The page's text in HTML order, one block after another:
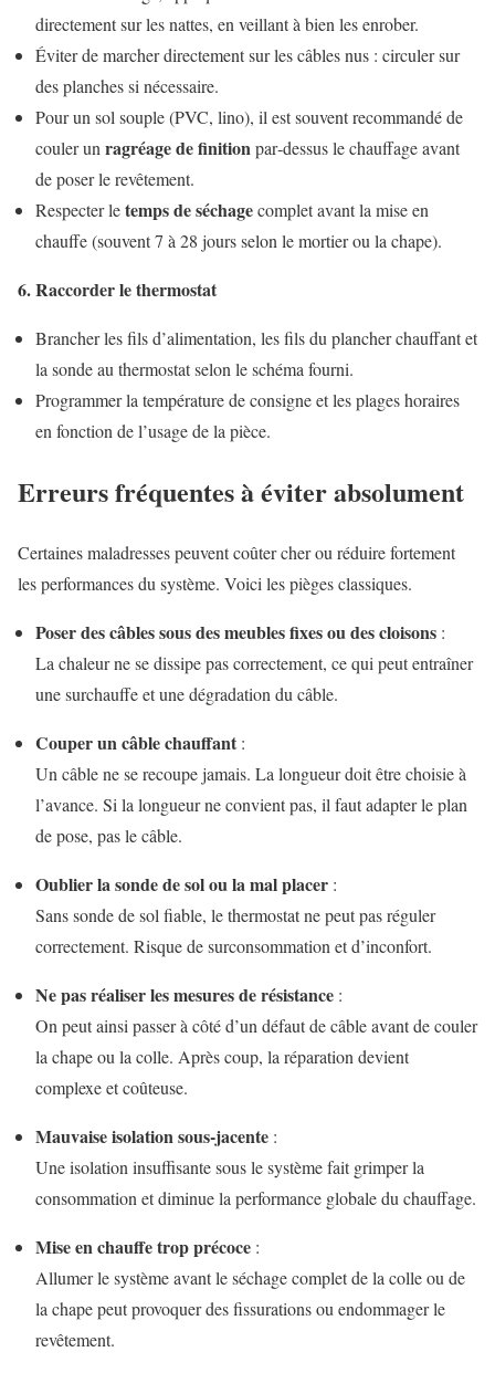
directement sur les nattes, en veillant à bien les enrober.
Éviter de marcher directement sur les câbles nus : circuler sur
des planches si nécessaire.
Pour un sol souple (PVC, lino), il est souvent recommandé de
couler un ragréage de finitionpar‑dessus le chauffage avant
de poser le revêtement.
Respecter letemps de séchagecomplet avant la mise en
chauffe (souvent 7 à 28 jours selon le mortier ou la chape).
6. Raccorder le thermostat
Brancher les fils d’alimentation, les fils du plancher chauffant et
la sonde au thermostat selon le schéma fourni.
Programmer la température de consigne et les plages horaires
en fonction de l’usage de la pièce.
Erreurs fréquentes à éviter absolument
Certaines maladresses peuvent coûter cher ou réduire fortement
les performances du système. Voici les pièges classiques.
Poser des câbles sous des meubles fixes ou des cloisons :
La chaleur ne se dissipe pas correctement, ce qui peut entraîner
une surchauffe et une dégradation du câble.
Couper un câble chauffant :
Un câble ne se recoupe jamais. La longueur doit être choisie à
l’avance. Si la longueur ne convient pas, il faut adapter le plan
de pose, pas le câble.
Oublier la sonde de sol ou la mal placer :
Sans sonde de sol fiable, le thermostat ne peut pas réguler
correctement. Risque de surconsommation et d’inconfort.
Ne pas réaliser les mesures de résistance :
On peut ainsi passer à côté d’un défaut de câble avant de couler
la chape ou la colle. Après coup, la réparation devient
complexe et coûteuse.
Mauvaise isolation sous‑jacente :
Une isolation insuffisante sous le système fait grimper la
consommation et diminue la performance globale du chauffage.
Mise en chauffe trop précoce :
Allumer le système avant le séchage complet de la colle ou de
la chape peut provoquer des fissurations ou endommager le
revêtement.